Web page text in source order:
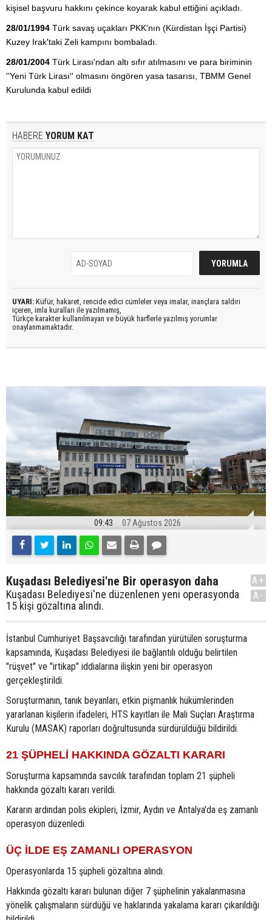
kişisel başvuru hakkını çekince koyarak kabul ettiğini açıkladı.
28/01/1994 Türk savaş uçakları PKK'nın (Kürdistan İşçi Partisi)
Kuzey Irak'taki Zeli kampını bombaladı.
28/01/2004 Türk Lirası'ndan altı sıfır atılmasını ve para biriminin
''Yeni Türk Lirası'' olmasını öngören yasa tasarısı, TBMM Genel
Kurulunda kabul edildi
HABERE YORUM KAT
UYARI: Küfür, hakaret, rencide edici cümleler veya imalar, inançlara saldırı
içeren, imla kuralları ile yazılmamış,
Türkçe karakter kullanılmayan ve büyük harflerle yazılmış yorumlar
onaylanmamaktadır.
09:43 07 Ağustos 2026
Kuşadası Belediyesi'ne Bir operasyon daha
Kuşadası Belediyesi'ne düzenlenen yeni operasyonda
15 kişi gözaltına alındı.
A+
A-
İstanbul Cumhuriyet Başsavcılığı tarafından yürütülen soruşturma
kapsamında, Kuşadası Belediyesi ile bağlantılı olduğu belirtilen
"rüşvet" ve "irtikap" iddialarına ilişkin yeni bir operasyon
gerçekleştirildi.
Soruşturmanın, tanık beyanları, etkin pişmanlık hükümlerinden
yararlanan kişilerin ifadeleri, HTS kayıtları ile Mali Suçları Araştırma
Kurulu (MASAK) raporları doğrultusunda sürdürüldüğü bildirildi.
21 ŞÜPHELİ HAKKINDA GÖZALTI KARARI
Soruşturma kapsamında savcılık tarafından toplam 21 şüpheli
hakkında gözaltı kararı verildi.
Kararın ardından polis ekipleri, İzmir, Aydın ve Antalya'da eş zamanlı
operasyon düzenledi.
ÜÇ İLDE EŞ ZAMANLI OPERASYON
Operasyonlarda 15 şüpheli gözaltına alındı.
Hakkında gözaltı kararı bulunan diğer 7 şüphelinin yakalanmasına
yönelik çalışmaların sürdüğü ve haklarında yakalama kararı çıkarıldığı